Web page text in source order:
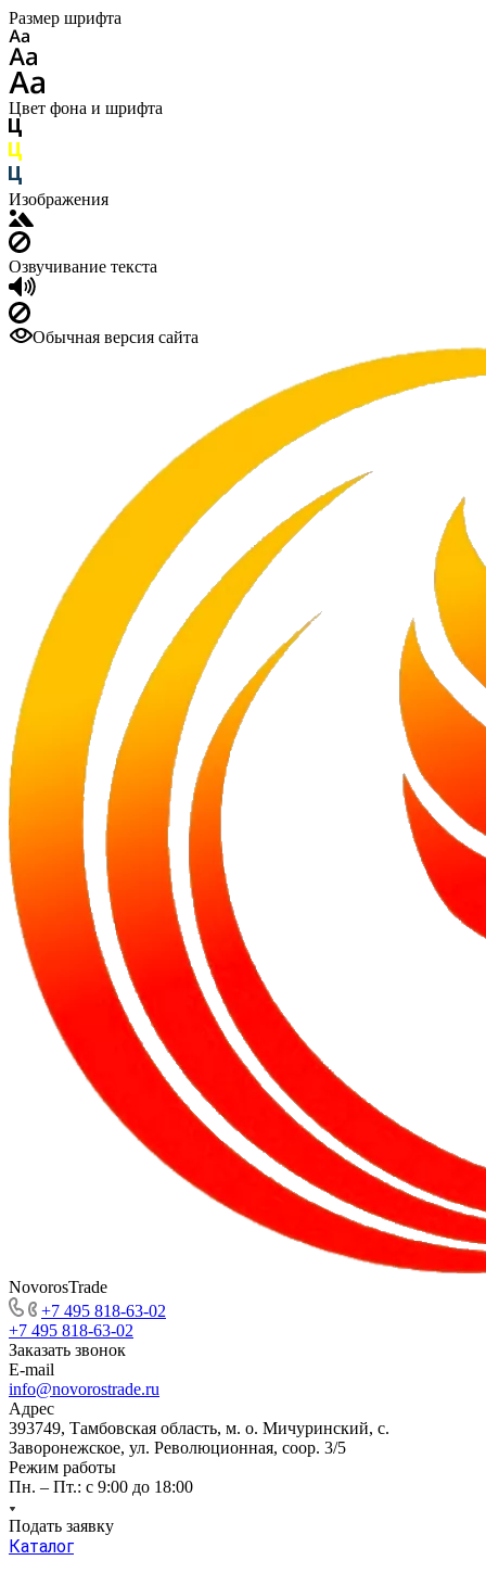
Размер шрифта
Цвет фона и шрифта
Изображения
Озвучивание текста
Обычная версия сайта
NovorosTrade
+7 495 818-63-02
+7 495 818-63-02
Заказать звонок
E-mail
info@novorostrade.ru
Адрес
393749, Тамбовская область, м. о. Мичуринский, с.
Заворонежское, ул. Революционная, соор. 3/5
Режим работы
Пн. – Пт.: с 9:00 до 18:00
Подать заявку
Каталог